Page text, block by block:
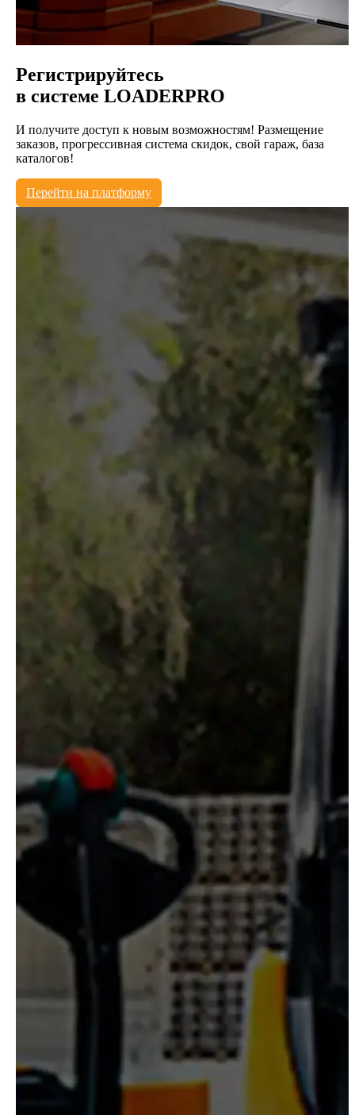
Регистрируйтесь
в системе LOADERPRO
И получите доступ к новым возможностям! Размещение
заказов, прогрессивная система скидок, свой гараж, база
каталогов!
Перейти на платформу